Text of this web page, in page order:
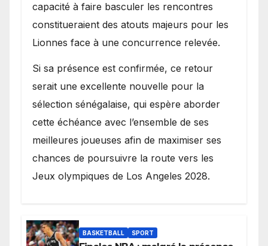
capacité à faire basculer les rencontres
constitueraient des atouts majeurs pour les
Lionnes face à une concurrence relevée.
Si sa présence est confirmée, ce retour
serait une excellente nouvelle pour la
sélection sénégalaise, qui espère aborder
cette échéance avec l’ensemble de ses
meilleures joueuses afin de maximiser ses
chances de poursuivre la route vers les
Jeux olympiques de Los Angeles 2028.
BASKETBALL SPORT